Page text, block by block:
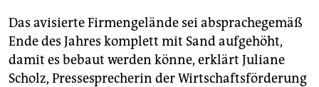
Das avisierte Firmengelände sei absprachegemäß
Ende des Jahres komplett mit Sand aufgehöht,
damit es bebaut werden könne, erklärt Juliane
Scholz, Pressesprecherin der Wirtschaftsförderung